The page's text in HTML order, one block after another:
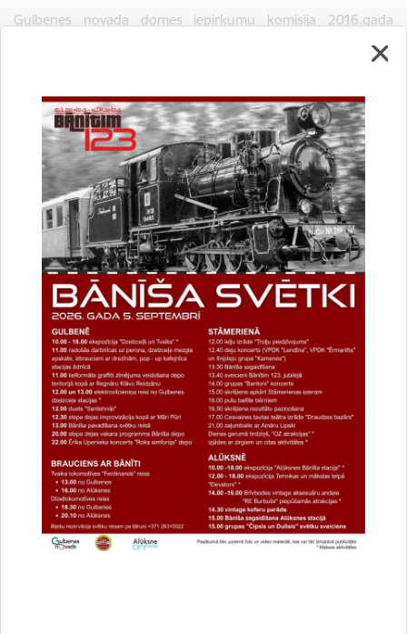
Gulbenes novada domes iepirkumu komisija 2016.gada
20.septembrī nolēmusi atzīt par uzvarētāju AS
„Komunālprojekts”, reģ. Nr. 40003005372, ar līgumcenu bez
Lemums_2016_65.pdf
Ligums_Komunalprojekts.pdf
Drukāt lapu
Dalīties